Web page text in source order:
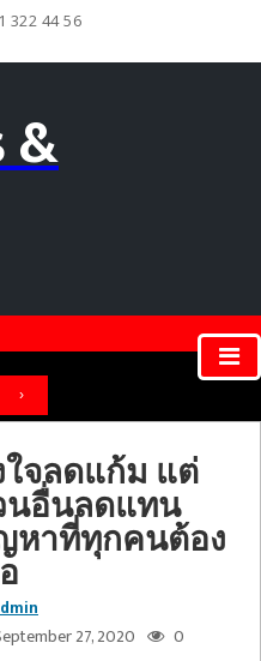
322 44 56
&
›
ใจลดแก้ม แต่
นอื่นลดแทน
หาที่ทุกคนต้อง
27, 2020 0